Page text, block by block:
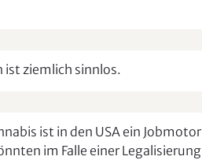
ist ziemlich sinnlos.
ist in den USA ein Jobmotor
im Falle einer Legalisierung